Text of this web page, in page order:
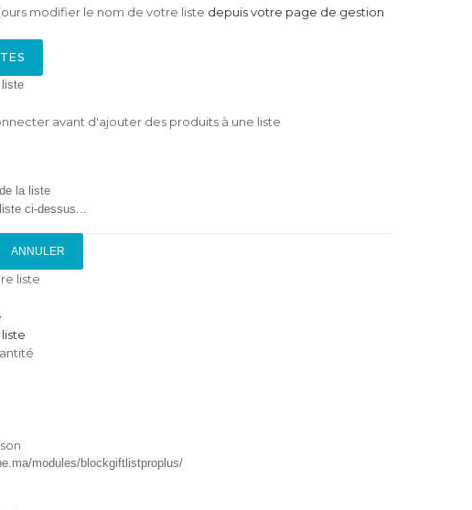
modifier le nom de votre liste depuis votre page de gestion
liste
avant d'ajouter des produits à une liste
la liste
ci-dessus...
ANNULER
liste
modules/blockgiftlistproplus/